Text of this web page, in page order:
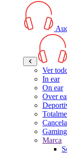
Ver
In ear
On ear
Over
Gaming
Marca